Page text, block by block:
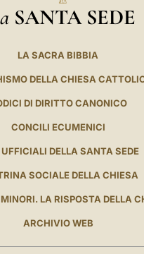
SANTA SEDE
LA SACRA BIBBIA
DELLA CHIESA
DI DIRITTO CANONICO
CONCILI ECUMENICI
DELLA SANTA SEDE
SOCIALE DELLA CHIESA
LA RISPOSTA DELLA
ARCHIVIO WEB